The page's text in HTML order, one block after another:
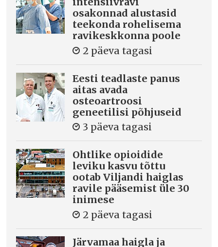
osakonnad alustasid
teekonda rohelisema
ravikeskkonna poole
2 päeva tagasi
Eesti teadlaste panus
aitas avada
osteoartroosi
geneetilisi põhjuseid
3 päeva tagasi
Ohtlike opioidide
leviku kasvu tõttu
ootab Viljandi haiglas
ravile pääsemist üle 30
inimese
2 päeva tagasi
Järvamaa haigla ja